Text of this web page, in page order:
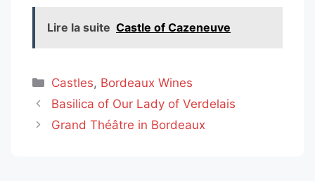
Lire la suite Castle of Cazeneuve
Categories
Castles, Bordeaux Wines
Basilica of Our Lady of Verdelais
Grand Théâtre in Bordeaux